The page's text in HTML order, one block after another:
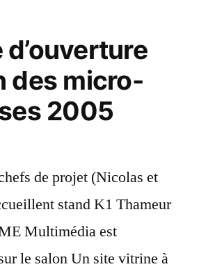
des micro-
2005
de projet (Nicolas et
stand K1 Thameur
Multimédia est
le salon Un site vitrine à